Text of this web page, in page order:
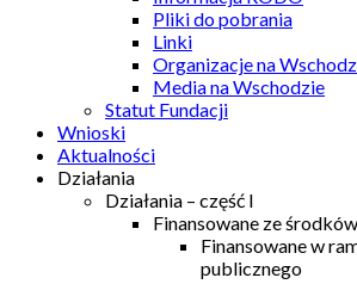
Pliki do pobrania
Linki
Organizacje na
Media na Wschodzie
Statut Fundacji
Wnioski
Aktualności
Działania
Działania – część I
Finansowane ze
Finansowane w
publicznego